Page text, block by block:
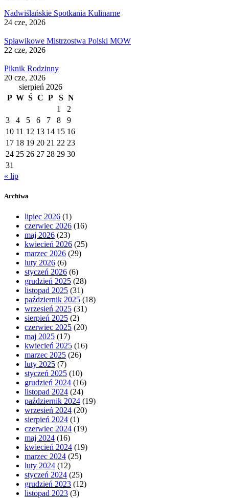
Nadwiślańskie Spotkania Kulinarne
24 cze, 2026
Spławikowe Mistrzostwa Polski MOW
22 cze, 2026
Piknik Rodzinny
20 cze, 2026
sierpień 2026
P W Ś C P S N
1
2
3
4 5 6 7 8
9
10 11 12 13 14 15 16
17 18 19 20 21 22 23
24 25 26 27 28 29 30
31
« lip
Archiwa
lipiec 2026 (1)
czerwiec 2026 (16)
maj 2026 (23)
kwiecień 2026 (25)
marzec 2026 (29)
luty 2026 (6)
styczeń 2026 (6)
grudzień 2025 (28)
listopad 2025 (31)
październik 2025 (18)
wrzesień 2025 (31)
sierpień 2025 (2)
czerwiec 2025 (20)
maj 2025 (17)
kwiecień 2025 (16)
marzec 2025 (26)
luty 2025 (7)
styczeń 2025 (10)
grudzień 2024 (16)
listopad 2024 (24)
październik 2024 (19)
wrzesień 2024 (20)
sierpień 2024 (1)
czerwiec 2024 (19)
maj 2024 (16)
kwiecień 2024 (19)
marzec 2024 (25)
luty 2024 (12)
styczeń 2024 (25)
grudzień 2023 (12)
listopad 2023 (3)